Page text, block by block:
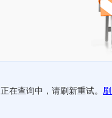
正在查询中，请刷新重试。